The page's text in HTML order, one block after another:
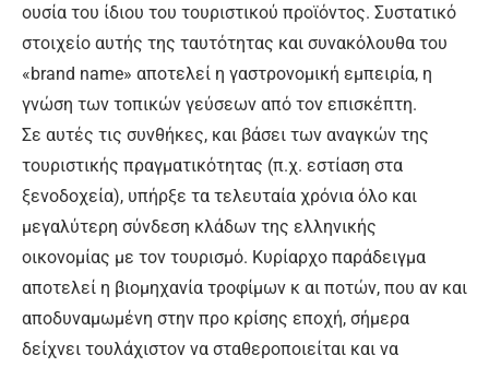
ουσία του ίδιου του τουριστικού προϊόντος. Συστατικό
στοιχείο αυτής της ταυτότητας και συνακόλουθα του
«brand name» αποτελεί η γαστρονομική εμπειρία, η
γνώση των τοπικών γεύσεων από τον επισκέπτη.
Σε αυτές τις συνθήκες, και βάσει των αναγκών της
τουριστικής πραγματικότητας (π.χ. εστίαση στα
ξενοδοχεία), υπήρξε τα τελευταία χρόνια όλο και
μεγαλύτερη σύνδεση κλάδων της ελληνικής
οικονομίας με τον τουρισμό. Κυρίαρχο παράδειγμα
αποτελεί η βιομηχανία τροφίμων κ αι ποτών, που αν και
αποδυναμωμένη στην προ κρίσης εποχή, σήμερα
δείχνει τουλάχιστον να σταθεροποιείται και να